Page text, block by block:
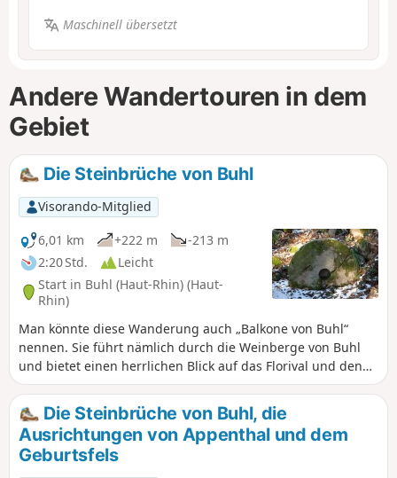
Maschinell übersetzt
Andere Wandertouren in dem
Gebiet
Die Steinbrüche von Buhl
Visorando-Mitglied
6,01 km
+222 m
-213 m
2:20 Std.
Leicht
Start in Buhl (Haut-Rhin) (Haut-
Rhin)
Man könnte diese Wanderung auch „Balkone von Buhl“
nennen. Sie führt nämlich durch die Weinberge von Buhl
und bietet einen herrlichen Blick auf das Florival und den
Grand Ballon. Eine weitere Besonderheit ist, dass der Weg
ehemalige Steinbrüche von rotem Vogesensandstein
durchquert.
Die Steinbrüche von Buhl, die
Ausrichtungen von Appenthal und dem
Geburtsfels